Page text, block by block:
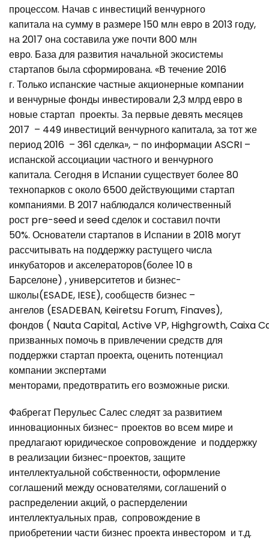
процессом. Начав с инвестиций венчурного
капитала на сумму в размере 150 млн евро в 2013 году,
на 2017 она составила уже почти 800 млн
евро. База для развития начальной экосистемы
стартапов была сформирована. «В течение 2016
г. Только испанские частные акционерные компании
и венчурные фонды инвестировали 2,3 млрд евро в
новые стартап проекты. За первые девять месяцев
2017 – 449 инвестиций венчурного капитала, за тот же
период 2016 – 361 сделка», – по информации ASCRI –
испанской ассоциации частного и венчурного
капитала. Сегодня в Испании существует более 80
технопарков с около 6500 действующими стартап
компаниями. В 2017 наблюдался количественный
рост pre-seed и seed сделок и составил почти
50%. Основатели стартапов в Испании в 2018 могут
рассчитывать на поддержку растущего числа
инкубаторов и акселераторов(более 10 в
Барселоне) , университетов и бизнес-
школы(ESADE, IESE), сообществ бизнес –
ангелов (ESADEBAN, Keiretsu Forum, Finaves),
фондов ( Nauta Capital, Active VP, Highgrowth, Caixa
призванных помочь в привлечении средств для
поддержки стартап проекта, оценить потенциал
компании экспертами
менторами, предотвратить его возможные риски.
Фабрегат Перульес Салес следят за развитием
инновационных бизнес- проектов во всем мире и
предлагают юридическое сопровождение и поддержку
в реализации бизнес-проектов, защите
интеллектуальной собственности, оформление
соглашений между основателями, соглашений о
распределении акций, о расперделении
интеллектуальных прав, сопровождение в
приобретении части бизнес проекта инвестором и т.д.